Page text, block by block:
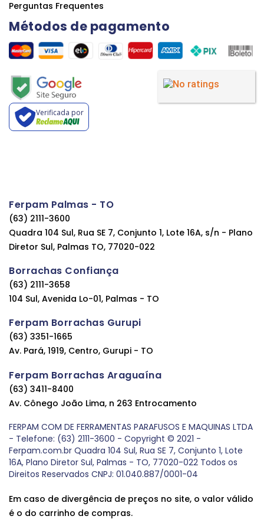
Perguntas Frequentes
Métodos de pagamento
Verificada por
Ferpam Palmas - TO
(63) 2111-3600
Quadra 104 Sul, Rua SE 7, Conjunto 1, Lote 16A, s/n - Plano
Diretor Sul, Palmas TO, 77020-022
Borrachas Confiança
(63) 2111-3658
104 Sul, Avenida Lo-01, Palmas - TO
Ferpam Borrachas Gurupi
(63) 3351-1665
Av. Pará, 1919, Centro, Gurupi - TO
Ferpam Borrachas Araguaína
(63) 3411-8400
Av. Cônego João Lima, n 263 Entrocamento
FERPAM COM DE FERRAMENTAS PARAFUSOS E MAQUINAS LTDA
- Telefone: (63) 2111-3600 - Copyright © 2021 -
Ferpam.com.br Quadra 104 Sul, Rua SE 7, Conjunto 1, Lote
16A, Plano Diretor Sul, Palmas - TO, 77020-022 Todos os
Direitos Reservados CNPJ: 01.040.887/0001-04
Em caso de divergência de preços no site, o valor válido
é o do carrinho de compras.